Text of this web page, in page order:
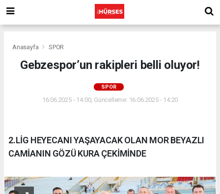
Anasayfa SPOR
Gebzespor’un rakipleri belli oluyor!
SPOR
16.06.2025 - 14:00, Güncelleme: 16.06.2025 - 14:20
2.LİG HEYECANI YAŞAYACAK OLAN MOR BEYAZLI
CAMİANIN GÖZÜ KURA ÇEKİMİNDE